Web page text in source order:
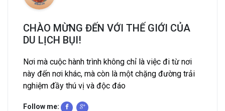
CHÀO MỪNG ĐẾN VỚI THẾ GIỚI CỦA
DU LỊCH BỤI!
Nơi mà cuộc hành trình không chỉ là việc đi từ nơi
này đến nơi khác, mà còn là một chặng đường trải
nghiệm đầy thú vị và độc đáo
Follow me: